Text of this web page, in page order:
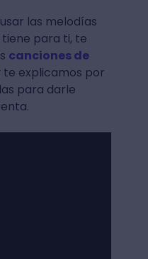
las melodías
para ti, te
canciones de
te explicamos por
para darle